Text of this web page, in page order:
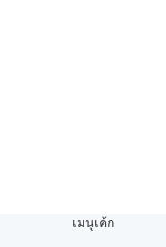
เมนูเค้ก